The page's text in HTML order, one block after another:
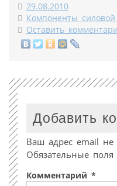
29.08.2010
Компоненты силовой
Оставить
Добавить
Ваш адрес email не
Обязательные
Комментарий *